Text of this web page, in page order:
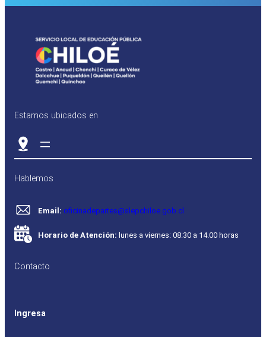
Estamos ubicados en
Hablemos
Email: oficinadepartes@slepchiloe.gob.cl
Horario de Atención: lunes a viernes: 08:30 a 14.00 horas
Contacto
Ingresa